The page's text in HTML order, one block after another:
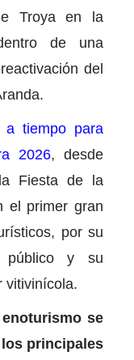
Troya en la
de una
del
a tiempo para
2026, desde
Fiesta de la
el primer gran
por su
público y su
vitivinícola.
se
principales